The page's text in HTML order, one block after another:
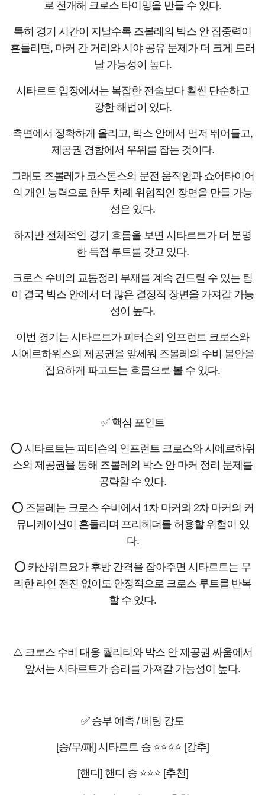
로 전개해 크로스 타이밍을 만들 수 있다.
특히 경기 시간이 지날수록 즈볼레의 박스 안 집중력이
흔들리면, 마커 간 거리와 시야 공유 문제가 더 크게 드러
날 가능성이 높다.
시타르트 입장에서는 복잡한 전술보다 훨씬 단순하고
강한 해법이 있다.
측면에서 정확하게 올리고, 박스 안에서 먼저 뛰어들고,
제공권 경합에서 우위를 잡는 것이다.
그래도 즈볼레가 코스톤스의 문전 움직임과 쇼어타이어
의 개인 능력으로 한두 차례 위협적인 장면을 만들 가능
성은 있다.
하지만 전체적인 경기 흐름을 보면 시타르트가 더 분명
한 득점 루트를 갖고 있다.
크로스 수비의 교통정리 부재를 계속 건드릴 수 있는 팀
이 결국 박스 안에서 더 많은 결정적 장면을 가져갈 가능
성이 높다.
이번 경기는 시타르트가 피터슨의 인프런트 크로스와
시에르하위스의 제공권을 앞세워 즈볼레의 수비 불안을
집요하게 파고드는 흐름으로 볼 수 있다.
✅ 핵심 포인트
⭕ 시타르트는 피터슨의 인프런트 크로스와 시에르하위
스의 제공권을 통해 즈볼레의 박스 안 마커 정리 문제를
공략할 수 있다.
⭕ 즈볼레는 크로스 수비에서 1차 마커와 2차 마커의 커
뮤니케이션이 흔들리며 프리헤더를 허용할 위험이 있
다.
⭕ 카산위르요가 후방 간격을 잡아주면 시타르트는 무
리한 라인 전진 없이도 안정적으로 크로스 루트를 반복
할 수 있다.
⚠️ 크로스 수비 대응 퀄리티와 박스 안 제공권 싸움에서
앞서는 시타르트가 승리를 가져갈 가능성이 높다.
✅ 승부 예측 / 베팅 강도
[승/무/패] 시타르트 승 ⭐⭐⭐⭐ [강추]
[핸디] 핸디 승 ⭐⭐⭐ [추천]